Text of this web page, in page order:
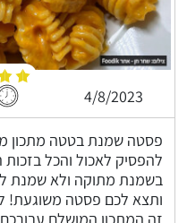
4/8/2023
פסטה שמנת בטטה מתכון
להפסיק לאכול והכל בזכות
בשמנת מתוקה ולא שמנת
ותצא לכם פסטה משוגעת!
זה המתכון המושלם